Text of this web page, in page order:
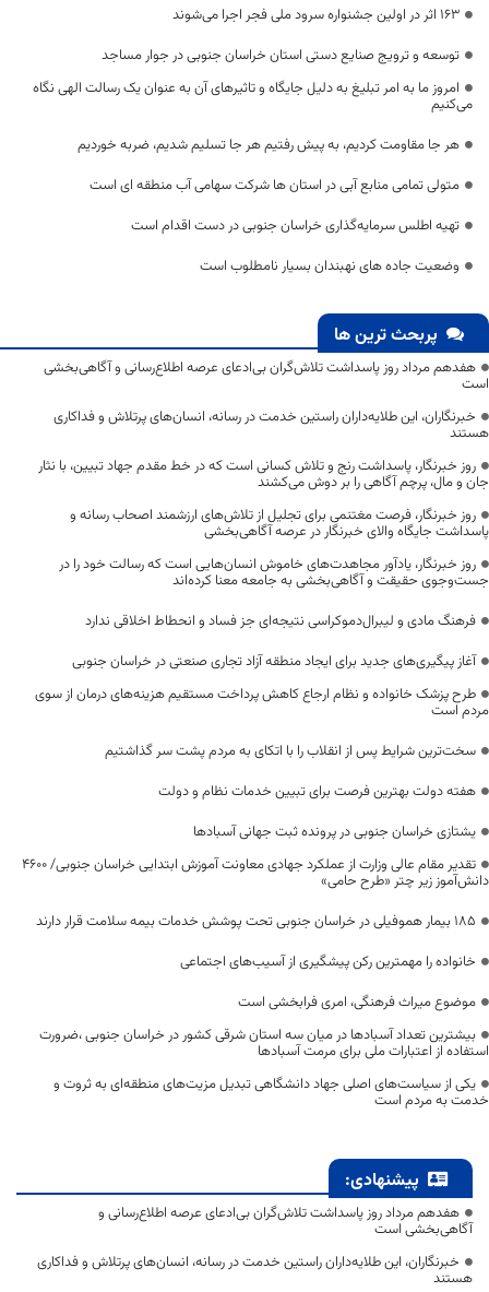
۱۶۳ اثر در اولین جشنواره سرود ملی فجر اجرا می‌شوند
توسعه و ترویج صنایع دستی استان خراسان جنوبی در جوار مساجد
امروز ما به امر تبلیغ به دلیل جایگاه و تاثیرهای آن به عنوان یک رسالت الهی نگاه
می‌کنیم
هر جا مقاومت کردیم، به پیش رفتیم هر جا تسلیم شدیم، ضربه خوردیم
متولی تمامی منابع آبی در استان ها شرکت سهامی آب منطقه ای است
تهیه اطلس سرمایه‌گذاری خراسان جنوبی در دست اقدام است
وضعیت جاده های نهبندان بسیار نامطلوب است
پربحث ترین ها
هفدهم مرداد روز پاسداشت تلاش‌گران بی‌ادعای عرصه اطلاع‌رسانی و آگاهی‌بخشی
است
خبرنگاران، این طلایه‌داران راستین خدمت در رسانه، انسان‌های پرتلاش و فداکاری
هستند
روز خبرنگار، پاسداشت رنج و تلاش کسانی است که در خط مقدم جهاد تبیین، با نثار
جان و مال، پرچم آگاهی را بر دوش می‌کشند
روز خبرنگار، فرصت مغتنمی برای تجلیل از تلاش‌های ارزشمند اصحاب رسانه و
پاسداشت جایگاه والای خبرنگار در عرصه آگاهی‌بخشی
روز خبرنگار، یادآور مجاهدت‌های خاموش انسان‌هایی است که رسالت خود را در
جست‌وجوی حقیقت و آگاهی‌بخشی به جامعه معنا کرده‌اند
فرهنگ مادی و لیبرال‌دموکراسی نتیجه‌ای جز فساد و انحطاط اخلاقی ندارد
آغاز پیگیری‌های جدید برای ایجاد منطقه آزاد تجاری صنعتی در خراسان جنوبی
طرح پزشک خانواده و نظام ارجاع کاهش پرداخت مستقیم هزینه‌های درمان از سوی
مردم است
سخت‌ترین شرایط پس از انقلاب را با اتکای به مردم پشت سر گذاشتیم
هفته دولت بهترین فرصت برای تبیین خدمات نظام و دولت
یشتازی خراسان جنوبی در پرونده ثبت جهانی آسبادها
تقدیر مقام عالی وزارت از عملکرد جهادی معاونت آموزش ابتدایی خراسان جنوبی/ ۴۶۰۰
دانش‌آموز زیر چتر «طرح حامی»
۱۸۵ بیمار هموفیلی در خراسان جنوبی تحت پوشش خدمات بیمه سلامت قرار دارند
خانواده را مهمترین رکن پیشگیری از آسیب‌های اجتماعی
موضوع میراث فرهنگی، امری فرابخشی است
بیشترین تعداد آسبادها در میان سه استان شرقی کشور در خراسان جنوبی ،ضرورت
استفاده از اعتبارات ملی برای مرمت آسبادها
یکی از سیاست‌های اصلی جهاد دانشگاهی تبدیل مزیت‌های منطقه‌ای به ثروت و
خدمت به مردم است
پیشنهادی:
هفدهم مرداد روز پاسداشت تلاش‌گران بی‌ادعای عرصه اطلاع‌رسانی و
آگاهی‌بخشی است
خبرنگاران، این طلایه‌داران راستین خدمت در رسانه، انسان‌های پرتلاش و فداکاری
هستند